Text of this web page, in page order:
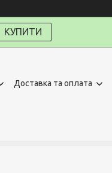
КУПИТИ
Доставка та оплата